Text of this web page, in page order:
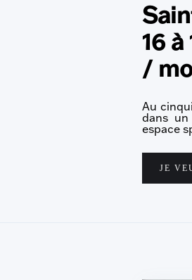
16
/
Au
dans un
espace
JE